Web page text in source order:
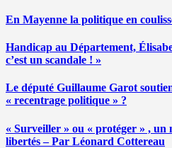
En Mayenne la politique en
Handicap au Département,
c’est un scandale ! »
Le député Guillaume Garot
« recentrage politique » ?
« Surveiller » ou « protéger » ,
libertés – Par Léonard Cottereau